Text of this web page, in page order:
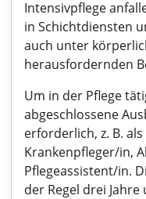
Intensivpflege
in Schichtdiensten
auch unter
herausfordernden
Um in der Pflege
abgeschlossene
erforderlich, z. B.
Krankenpfleger/in,
Pflegeassistent/in.
der Regel drei